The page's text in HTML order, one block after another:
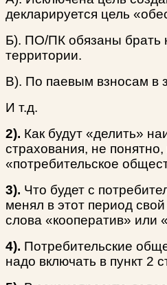
декларируется цель
Б). ПО/ПК обязаны брать
территории.
В). По паевым взносам в
И т.д.
2). Как будут «делить»
страхования, не
«потребительское
3). Что будет с
менял в этот период
слова «кооператив» или
4). Потребительские
надо включать в пункт 2